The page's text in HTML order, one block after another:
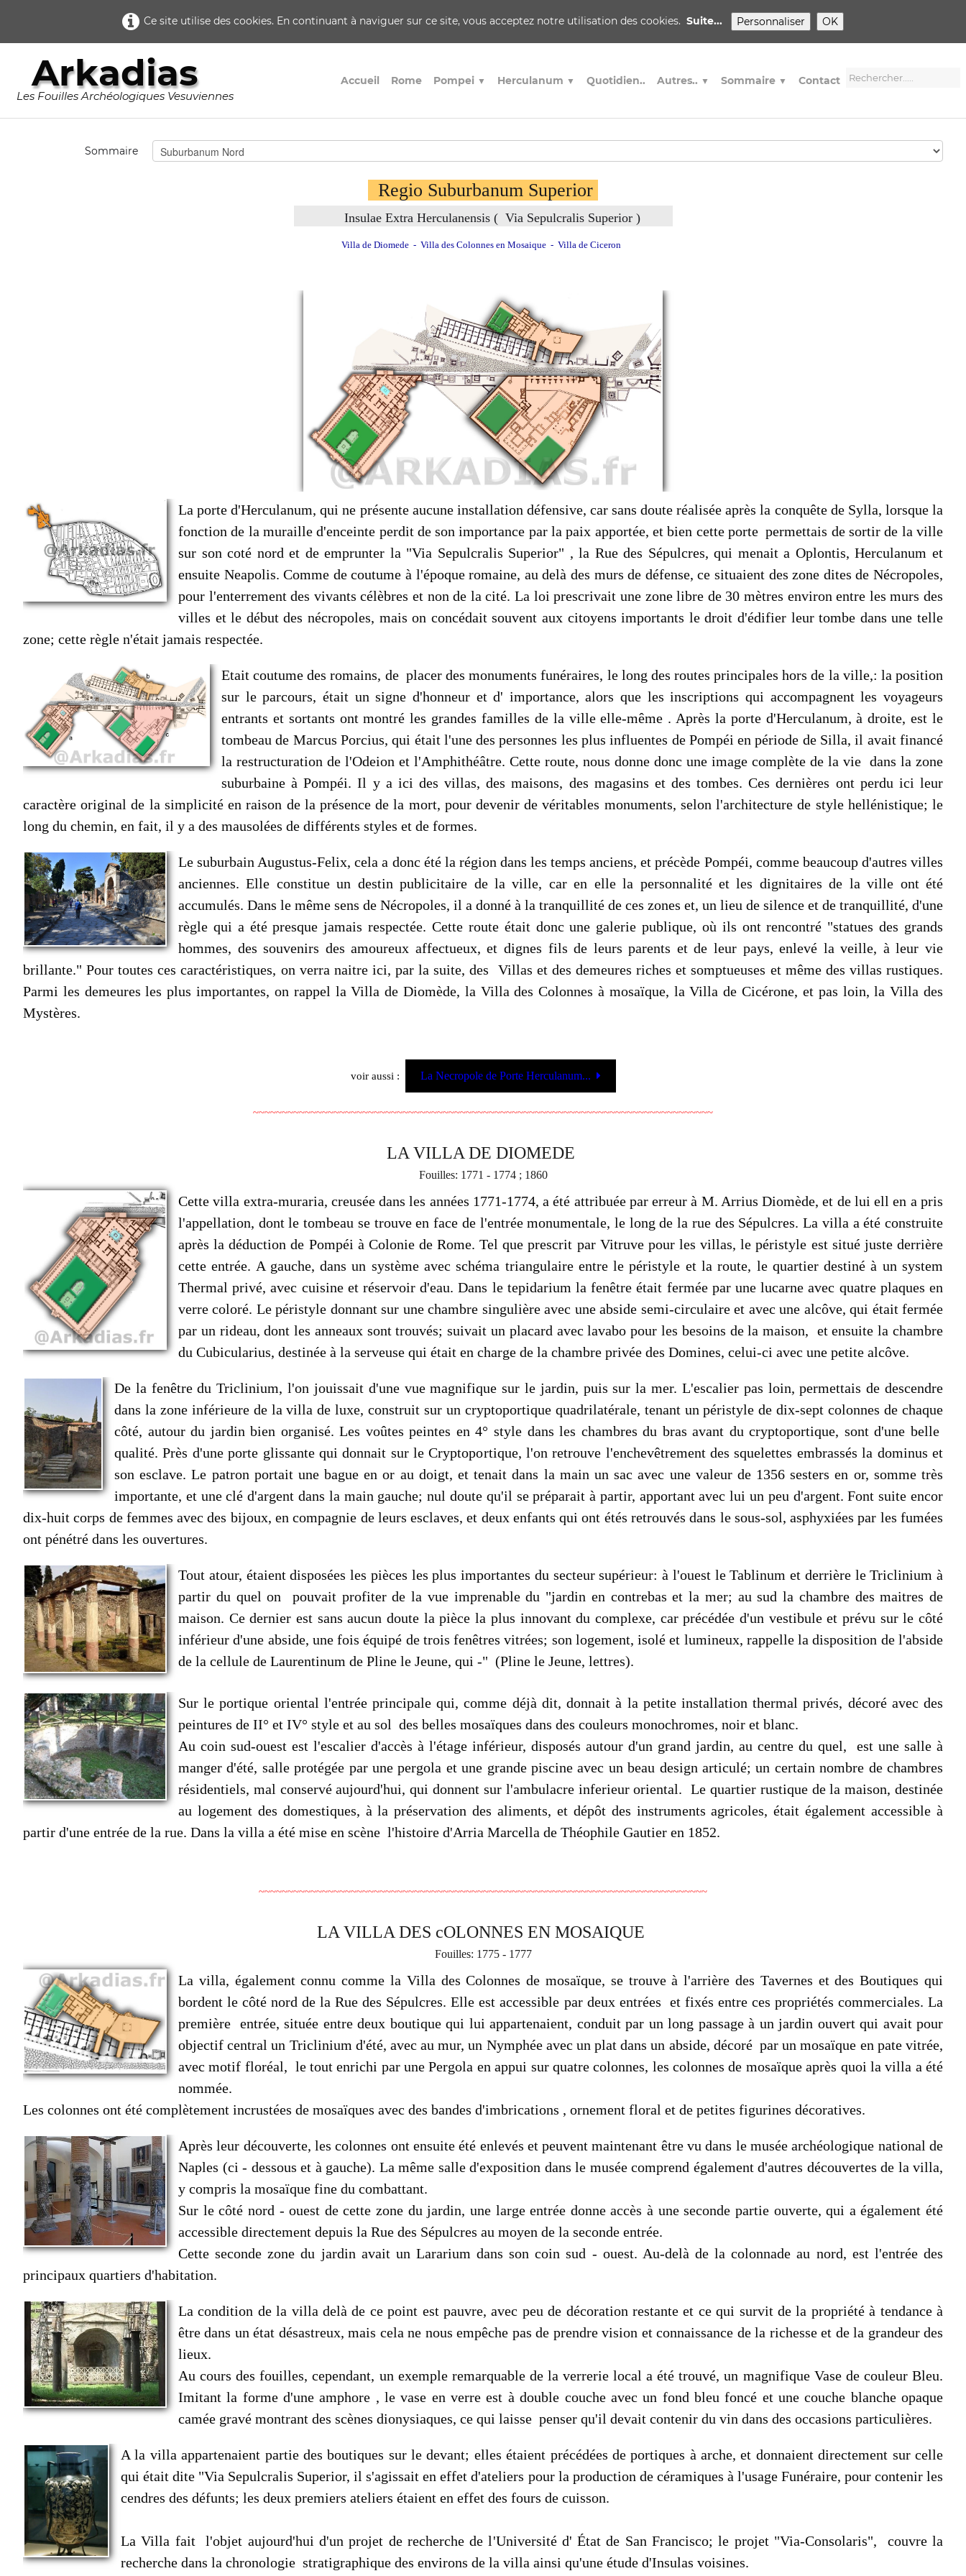
Ce site utilise des cookies. En continuant à naviguer sur ce site, vous acceptez notre utilisation des cookies. Suite... Personnaliser OK
Arkadias
Les Fouilles Archéologiques Vesuviennes
Accueil Rome Pompei ▼ Herculanum ▼ Quotidien.. Autres.. ▼ Sommaire ▼ Contact
Sommaire
Regio Suburbanum Superior
Insulae Extra Herculanensis ( Via Sepulcralis Superior )
Villa de Diomede- Villa des Colonnes en Mosaique - Villa de Ciceron
La porte d'Herculanum, qui ne présente aucune installation défensive, car sans doute réalisée après la conquête de Sylla, lorsque la
fonction de la muraille d'enceinte perdit de son importance par la paix apportée, et bien cette porte permettais de sortir de la ville
sur son coté nord et de emprunter la "Via Sepulcralis Superior" , la Rue des Sépulcres, qui menait a Oplontis, Herculanum et
ensuite Neapolis. Comme de coutume à l'époque romaine, au delà des murs de défense, ce situaient des zone dites de Nécropoles,
pour l'enterrement des vivants célèbres et non de la cité. La loi prescrivait une zone libre de 30 mètres environ entre les murs des
villes et le début des nécropoles, mais on concédait souvent aux citoyens importants le droit d'édifier leur tombe dans une telle
zone; cette règle n'était jamais respectée.
Etait coutume des romains, de placer des monuments funéraires, le long des routes principales hors de la ville,: la position
sur le parcours, était un signe d'honneur et d' importance, alors que les inscriptions qui accompagnent les voyageurs
entrants et sortants ont montré les grandes familles de la ville elle-même . Après la porte d'Herculanum, à droite, est le
tombeau de Marcus Porcius, qui était l'une des personnes les plus influentes de Pompéi en période de Silla, il avait financé
la restructuration de l'Odeion et l'Amphithéâtre. Cette route, nous donne donc une image complète de la vie dans la zone
suburbaine à Pompéi. Il y a ici des villas, des maisons, des magasins et des tombes. Ces dernières ont perdu ici leur
caractère original de la simplicité en raison de la présence de la mort, pour devenir de véritables monuments, selon l'architecture de style hellénistique; le
long du chemin, en fait, il y a des mausolées de différents styles et de formes.
Le suburbain Augustus-Felix, cela a donc été la région dans les temps anciens, et précède Pompéi, comme beaucoup d'autres villes
anciennes. Elle constitue un destin publicitaire de la ville, car en elle la personnalité et les dignitaires de la ville ont été
accumulés. Dans le même sens de Nécropoles, il a donné à la tranquillité de ces zones et, un lieu de silence et de tranquillité, d'une
règle qui a été presque jamais respectée. Cette route était donc une galerie publique, où ils ont rencontré "statues des grands
hommes, des souvenirs des amoureux affectueux, et dignes fils de leurs parents et de leur pays, enlevé la veille, à leur vie
brillante." Pour toutes ces caractéristiques, on verra naitre ici, par la suite, des Villas et des demeures riches et somptueuses et même des villas rustiques.
Parmi les demeures les plus importantes, on rappel la Villa de Diomède, la Villa des Colonnes à mosaïque, la Villa de Cicérone, et pas loin, la Villa des
Mystères.
voir aussi : La Necropole de Porte Herculanum...
~~~~~~~~~~~~~~~~~~~~~~~~~~~~~~~~~~~~~~~~~~~~~~~~~~~~~~~~~~~~~~~~~~~~~~~~~~~~~~~~
LA VILLA DE DIOMEDE
Fouilles: 1771 - 1774 ; 1860
Cette villa extra-muraria, creusée dans les années 1771-1774, a été attribuée par erreur à M. Arrius Diomède, et de lui ell en a pris
l'appellation, dont le tombeau se trouve en face de l'entrée monumentale, le long de la rue des Sépulcres. La villa a été construite
après la déduction de Pompéi à Colonie de Rome. Tel que prescrit par Vitruve pour les villas, le péristyle est situé juste derrière
cette entrée. A gauche, dans un système avec schéma triangulaire entre le péristyle et la route, le quartier destiné à un system
Thermal privé, avec cuisine et réservoir d'eau. Dans le tepidarium la fenêtre était fermée par une lucarne avec quatre plaques en
verre coloré. Le péristyle donnant sur une chambre singulière avec une abside semi-circulaire et avec une alcôve, qui était fermée
par un rideau, dont les anneaux sont trouvés; suivait un placard avec lavabo pour les besoins de la maison, et ensuite la chambre
du Cubicularius, destinée à la serveuse qui était en charge de la chambre privée des Domines, celui-ci avec une petite alcôve.
De la fenêtre du Triclinium, l'on jouissait d'une vue magnifique sur le jardin, puis sur la mer. L'escalier pas loin, permettais de descendre
dans la zone inférieure de la villa de luxe, construit sur un cryptoportique quadrilatérale, tenant un péristyle de dix-sept colonnes de chaque
côté, autour du jardin bien organisé. Les voûtes peintes en 4° style dans les chambres du bras avant du cryptoportique, sont d'une belle
qualité. Près d'une porte glissante qui donnait sur le Cryptoportique, l'on retrouve l'enchevêtrement des squelettes embrassés la dominus et
son esclave. Le patron portait une bague en or au doigt, et tenait dans la main un sac avec une valeur de 1356 sesters en or, somme très
importante, et une clé d'argent dans la main gauche; nul doute qu'il se préparait à partir, apportant avec lui un peu d'argent. Font suite encor
dix-huit corps de femmes avec des bijoux, en compagnie de leurs esclaves, et deux enfants qui ont étés retrouvés dans le sous-sol, asphyxiées par les fumées
ont pénétré dans les ouvertures.
Tout atour, étaient disposées les pièces les plus importantes du secteur supérieur: à l'ouest le Tablinum et derrière le Triclinium à
partir du quel on pouvait profiter de la vue imprenable du "jardin en contrebas et la mer; au sud la chambre des maitres de
maison. Ce dernier est sans aucun doute la pièce la plus innovant du complexe, car précédée d'un vestibule et prévu sur le côté
inférieur d'une abside, une fois équipé de trois fenêtres vitrées; son logement, isolé et lumineux, rappelle la disposition de l'abside
de la cellule de Laurentinum de Pline le Jeune, qui -" (Pline le Jeune, lettres).
Sur le portique oriental l'entrée principale qui, comme déjà dit, donnait à la petite installation thermal privés, décoré avec des
peintures de II° et IV° style et au sol des belles mosaïques dans des couleurs monochromes, noir et blanc.
Au coin sud-ouest est l'escalier d'accès à l'étage inférieur, disposés autour d'un grand jardin, au centre du quel, est une salle à
manger d'été, salle protégée par une pergola et une grande piscine avec un beau design articulé; un certain nombre de chambres
résidentiels, mal conservé aujourd'hui, qui donnent sur l'ambulacre inferieur oriental. Le quartier rustique de la maison, destinée
au logement des domestiques, à la préservation des aliments, et dépôt des instruments agricoles, était également accessible à
partir d'une entrée de la rue. Dans la villa a été mise en scène l'histoire d'Arria Marcella de Théophile Gautier en 1852.
~~~~~~~~~~~~~~~~~~~~~~~~~~~~~~~~~~~~~~~~~~~~~~~~~~~~~~~~~~~~~~~~~~~~~~~~~~~~~~
LA VILLA DES cOLONNES EN MOSAIQUE
Fouilles: 1775 - 1777
La villa, également connu comme la Villa des Colonnes de mosaïque, se trouve à l'arrière des Tavernes et des Boutiques qui
bordent le côté nord de la Rue des Sépulcres. Elle est accessible par deux entrées et fixés entre ces propriétés commerciales. La
première entrée, située entre deux boutique qui lui appartenaient, conduit par un long passage à un jardin ouvert qui avait pour
objectif central un Triclinium d'été, avec au mur, un Nymphée avec un plat dans un abside, décoré par un mosaïque en pate vitrée,
avec motif floréal, le tout enrichi par une Pergola en appui sur quatre colonnes, les colonnes de mosaïque après quoi la villa a été
nommée.
Les colonnes ont été complètement incrustées de mosaïques avec des bandes d'imbrications , ornement floral et de petites figurines décoratives.
Après leur découverte, les colonnes ont ensuite été enlevés et peuvent maintenant être vu dans le musée archéologique national de
Naples (ci - dessous et à gauche). La même salle d'exposition dans le musée comprend également d'autres découvertes de la villa,
y compris la mosaïque fine du combattant.
Sur le côté nord - ouest de cette zone du jardin, une large entrée donne accès à une seconde partie ouverte, qui a également été
accessible directement depuis la Rue des Sépulcres au moyen de la seconde entrée.
Cette seconde zone du jardin avait un Lararium dans son coin sud - ouest. Au-delà de la colonnade au nord, est l'entrée des
principaux quartiers d'habitation.
La condition de la villa delà de ce point est pauvre, avec peu de décoration restante et ce qui survit de la propriété à tendance à
être dans un état désastreux, mais cela ne nous empêche pas de prendre vision et connaissance de la richesse et de la grandeur des
lieux.
Au cours des fouilles, cependant, un exemple remarquable de la verrerie local a été trouvé, un magnifique Vase de couleur Bleu.
Imitant la forme d'une amphore , le vase en verre est à double couche avec un fond bleu foncé et une couche blanche opaque
camée gravé montrant des scènes dionysiaques, ce qui laisse penser qu'il devait contenir du vin dans des occasions particulières.
A la villa appartenaient partie des boutiques sur le devant; elles étaient précédées de portiques à arche, et donnaient directement sur celle
qui était dite "Via Sepulcralis Superior, il s'agissait en effet d'ateliers pour la production de céramiques à l'usage Funéraire, pour contenir les
cendres des défunts; les deux premiers ateliers étaient en effet des fours de cuisson.
La Villa fait l'objet aujourd'hui d'un projet de recherche de l'Université d' État de San Francisco; le projet "Via-Consolaris", couvre la
recherche dans la chronologie stratigraphique des environs de la villa ainsi qu'une étude d'Insulas voisines.